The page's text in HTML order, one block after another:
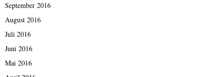
September 2016
August 2016
Juli 2016
Juni 2016
Mai 2016